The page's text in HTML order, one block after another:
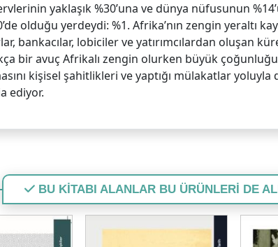
yaklaşık %30’una ve dünya nüfusunun
olduğu yerdeydi: %1. Afrika’nın zengin yeraltı
bankacılar, lobiciler ve yatırımcılardan oluşan
bir avuç Afrikalı zengin olurken büyük
kişisel şahitlikleri ve yaptığı mülakatlar yoluyla
ediyor.
BU KİTABI ALANLAR BU ÜRÜNLERİ DE